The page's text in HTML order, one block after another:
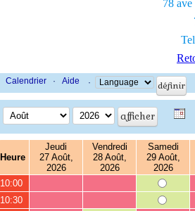
78 ave
Calendrier · Aide ·
Heure
Jeudi
27 Août,
2026
Vendredi
28 Août,
2026
Samedi
29 Août,
2026
10:00
10:30